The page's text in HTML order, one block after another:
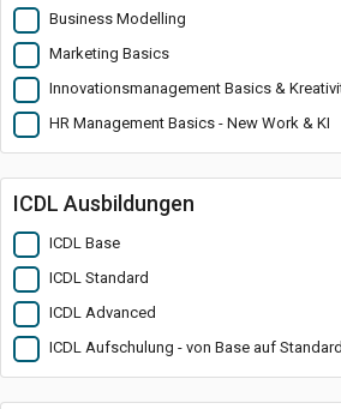
Business Modelling
Marketing Basics
Innovationsmanagement Basics &
HR Management Basics - New Work & KI
ICDL Ausbildungen
ICDL Base
ICDL Standard
ICDL Advanced
ICDL Aufschulung - von Base auf Standard